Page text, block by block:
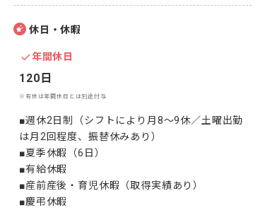
休日・休暇
年間休日
120日
※有休は年間休日とは別途付与
■週休2日制（シフトにより月8～9休／土曜出勤
は月2回程度、振替休みあり）
■夏季休暇（6日）
■有給休暇
■産前産後・育児休暇（取得実績あり）
■慶弔休暇